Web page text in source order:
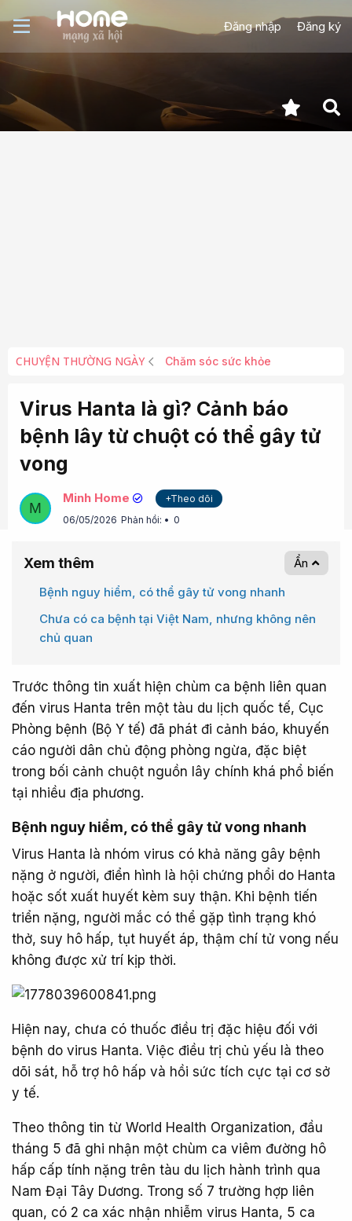
Đăng nhập Đăng ký
CHUYỆN THƯỜNG NGÀY Chăm sóc sức khỏe
Virus Hanta là gì? Cảnh báo
bệnh lây từ chuột có thể gây tử
vong
M
Minh Home
+Theo dõi
06/05/2026 Phản hồi: 0
Xem thêm
Ẩn
Bệnh nguy hiểm, có thể gây tử vong nhanh​
Chưa có ca bệnh tại Việt Nam, nhưng không nên
chủ quan​
Trước thông tin xuất hiện chùm ca bệnh liên quan
đến virus Hanta trên một tàu du lịch quốc tế, Cục
Phòng bệnh (Bộ Y tế) đã phát đi cảnh báo, khuyến
cáo người dân chủ động phòng ngừa, đặc biệt
trong bối cảnh chuột nguồn lây chính khá phổ biến
tại nhiều địa phương.
Bệnh nguy hiểm, có thể gây tử vong nhanh​
Virus Hanta là nhóm virus có khả năng gây bệnh
nặng ở người, điển hình là hội chứng phổi do Hanta
hoặc sốt xuất huyết kèm suy thận. Khi bệnh tiến
triển nặng, người mắc có thể gặp tình trạng khó
thở, suy hô hấp, tụt huyết áp, thậm chí tử vong nếu
không được xử trí kịp thời.
Hiện nay, chưa có thuốc điều trị đặc hiệu đối với
bệnh do virus Hanta. Việc điều trị chủ yếu là theo
dõi sát, hỗ trợ hô hấp và hồi sức tích cực tại cơ sở
y tế.
Theo thông tin từ World Health Organization, đầu
tháng 5 đã ghi nhận một chùm ca viêm đường hô
hấp cấp tính nặng trên tàu du lịch hành trình qua
Nam Đại Tây Dương. Trong số 7 trường hợp liên
quan, có 2 ca xác nhận nhiễm virus Hanta, 5 ca